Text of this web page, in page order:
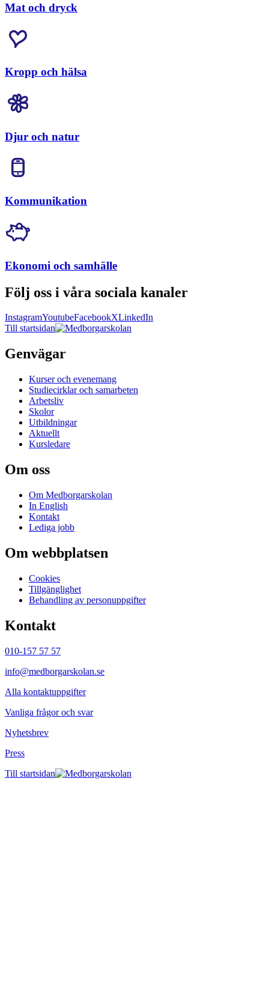
Mat och dryck
Kropp och hälsa
Djur och natur
Kommunikation
Ekonomi och samhälle
Följ oss i våra sociala kanaler
InstagramYoutubeFacebookXLinkedIn
Till startsidan
Genvägar
Kurser och evenemang
Studiecirklar och samarbeten
Arbetsliv
Skolor
Utbildningar
Aktuellt
Kursledare
Om oss
Om Medborgarskolan
In English
Kontakt
Lediga jobb
Om webbplatsen
Cookies
Tillgänglighet
Behandling av personuppgifter
Kontakt
010-157 57 57
info@medborgarskolan.se
Alla kontaktuppgifter
Vanliga frågor och svar
Nyhetsbrev
Press
Till startsidan